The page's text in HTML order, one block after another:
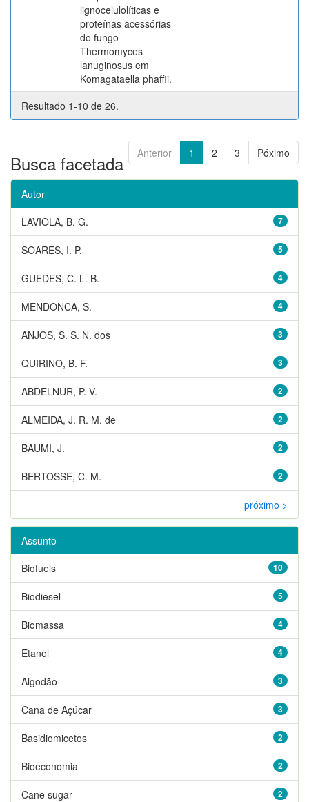
lignocelulolíticas e
proteínas acessórias
do fungo
Thermomyces
lanuginosus em
Komagataella phaffii.
Resultado 1-10 de 26.
Anterior 1 2 3 Póximo
Busca facetada
Autor
7
LAVIOLA, B. G.
5
SOARES, I. P.
4
GUEDES, C. L. B.
4
MENDONCA, S.
3
ANJOS, S. S. N. dos
3
QUIRINO, B. F.
2
ABDELNUR, P. V.
2
ALMEIDA, J. R. M. de
2
BAUMI, J.
2
BERTOSSE, C. M.
próximo >
Assunto
10
Biofuels
5
Biodiesel
4
Biomassa
4
Etanol
3
Algodão
3
Cana de Açúcar
2
Basidiomicetos
2
Bioeconomia
2
Cane sugar